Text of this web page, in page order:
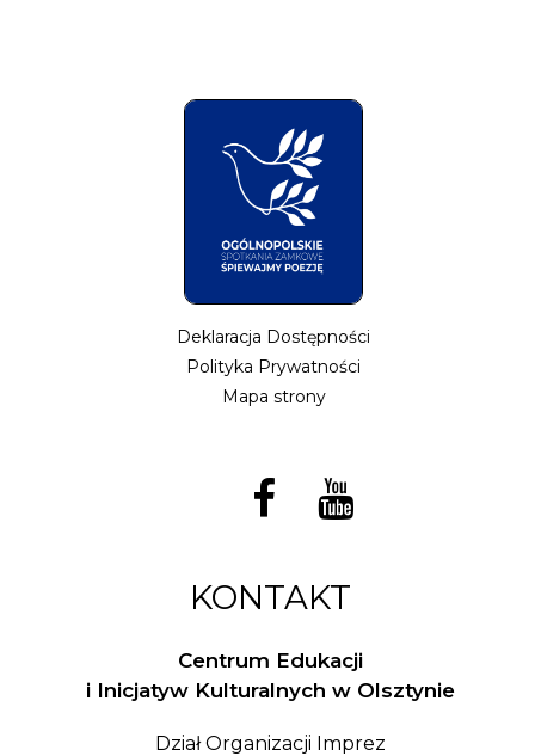
Deklaracja Dostępności
Polityka Prywatności
Mapa strony
KONTAKT
Centrum Edukacji
i Inicjatyw Kulturalnych w Olsztynie
Dział Organizacji Imprez